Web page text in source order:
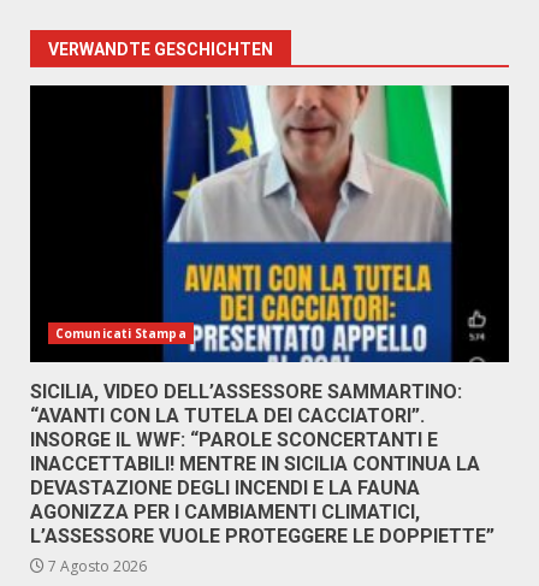
VERWANDTE GESCHICHTEN
Comunicati Stampa
SICILIA, VIDEO DELL’ASSESSORE SAMMARTINO:
“AVANTI CON LA TUTELA DEI CACCIATORI”.
INSORGE IL WWF: “PAROLE SCONCERTANTI E
INACCETTABILI! MENTRE IN SICILIA CONTINUA LA
DEVASTAZIONE DEGLI INCENDI E LA FAUNA
AGONIZZA PER I CAMBIAMENTI CLIMATICI,
L’ASSESSORE VUOLE PROTEGGERE LE DOPPIETTE”
7 Agosto 2026